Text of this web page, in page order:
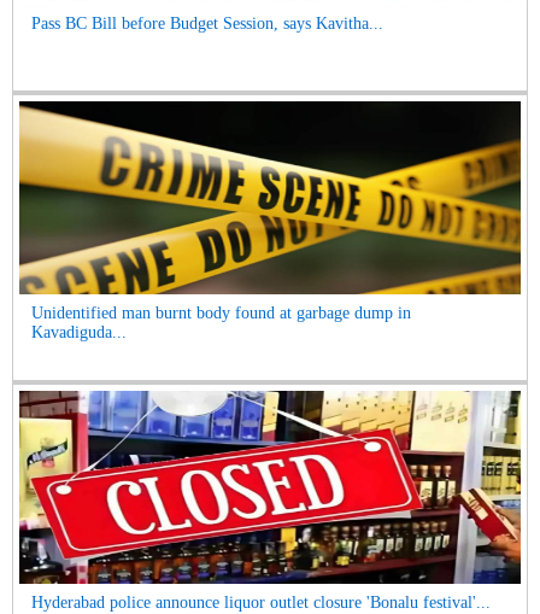
Pass BC Bill before Budget Session, says Kavitha...
Unidentified man burnt body found at garbage dump in
Kavadiguda...
Hyderabad police announce liquor outlet closure 'Bonalu festival'...